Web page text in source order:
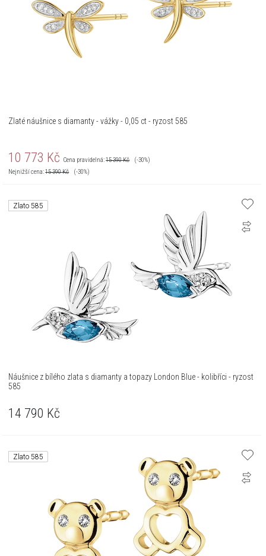
Zlaté náušnice s diamanty - vážky - 0,05 ct - ryzost 585
10 773 Kč Cena pravidelná:15 390Kč
(-30%)
Nejnižší cena:15 390Kč (-30%)
Zlato 585
Náušnice z bílého zlata s diamanty a topazy London Blue - kolibříci - ryzost
585
14 790 Kč
Zlato 585